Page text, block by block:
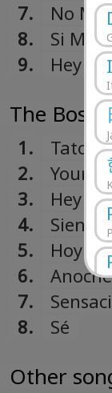
7.
No
8.
Si Me
9.
Hey
The Boss
1.
Tato
2.
Your
3.
Hey
4.
Siente
5.
Hoy
6.
Anoche
7.
8.
Sé
Other